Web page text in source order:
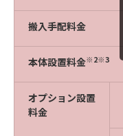
搬入手配料金
本体設置料金※2※3
オプション設置
料金